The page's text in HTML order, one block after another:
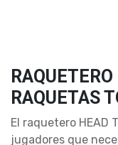
RAQUETAS
El raquetero HEAD
jugadores que